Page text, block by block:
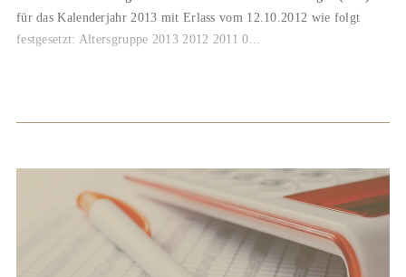
für das Kalenderjahr 2013 mit Erlass vom 12.10.2012 wie folgt
festgesetzt: Altersgruppe 2013 2012 2011 0...